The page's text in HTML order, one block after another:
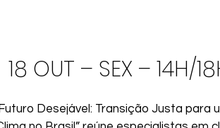
18 OUT – SEX – 14H/
Desejável: Transição Justa para